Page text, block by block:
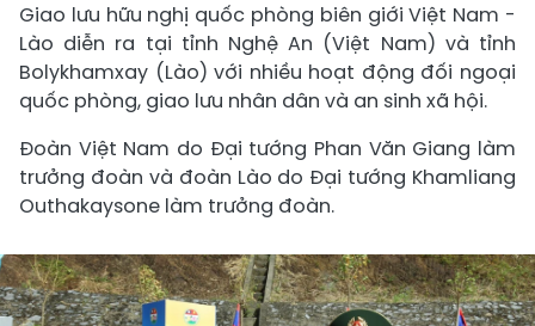
Giao lưu hữu nghị quốc phòng biên giới Việt Nam -
Lào diễn ra tại tỉnh Nghệ An (Việt Nam) và tỉnh
Bolykhamxay (Lào) với nhiều hoạt động đối ngoại
quốc phòng, giao lưu nhân dân và an sinh xã hội.
Đoàn Việt Nam do Đại tướng Phan Văn Giang làm
trưởng đoàn và đoàn Lào do Đại tướng Khamliang
Outhakaysone làm trưởng đoàn.